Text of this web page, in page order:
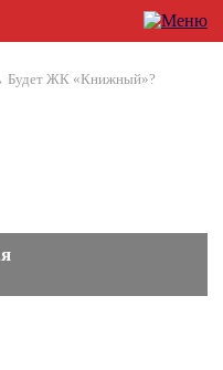
Будет ЖК «Книжный»?